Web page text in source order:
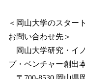
＜岡山大学のスター
お問い合わせ先＞
岡山大学研究・イ
プ・ベンチャー創出